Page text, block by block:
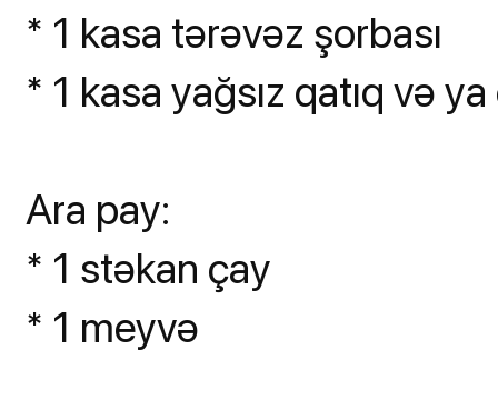
* 1 kasa tərəvəz şorbası
* 1 kasa yağsız qatıq və ya
Ara pay:
* 1 stəkan çay
* 1 meyvə